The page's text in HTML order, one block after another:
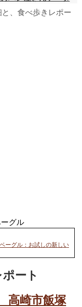
、食べ歩きレポー
グル
ーグル：お試しの新しい
ート
高崎市飯塚